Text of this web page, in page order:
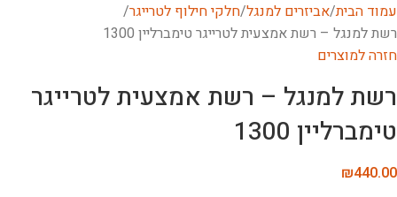
עמוד הבית אביזרים למנגל חלקי חילוף לטרייגר
רשת למנגל – רשת אמצעית לטרייגר טימברליין 1300
חזרה למוצרים
רשת למנגל – רשת אמצעית לטרייגר
טימברליין 1300
₪440.00